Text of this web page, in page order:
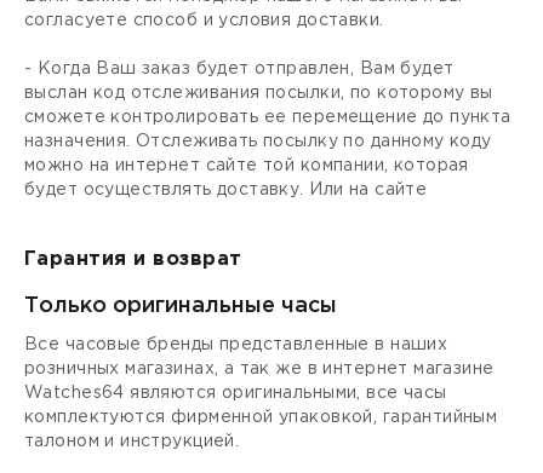
согласуете способ и условия доставки.
- Когда Ваш заказ будет отправлен, Вам будет
выслан код отслеживания посылки, по которому вы
сможете контролировать ее перемещение до пункта
назначения. Отслеживать посылку по данному коду
можно на интернет сайте той компании, которая
будет осуществлять доставку. Или на сайте
Гарантия и возврат
Только оригинальные часы
Все часовые бренды представленные в наших
розничных магазинах, а так же в интернет магазине
Watches64 являются оригинальными, все часы
комплектуются фирменной упаковкой, гарантийным
талоном и инструкцией.